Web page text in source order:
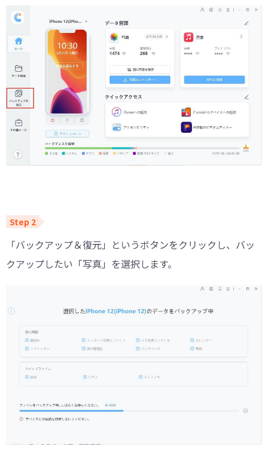
「バックアップ＆復元」というボタンをクリックし、バッ
クアップしたい「写真」を選択します。